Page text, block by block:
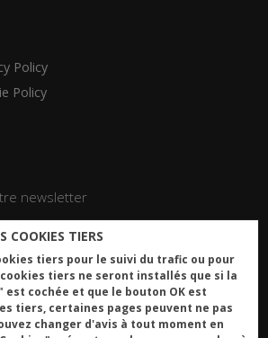
Policy
Policy
newsletter
Iscriviti
COOKIES TIERS
tiers pour le suivi du trafic ou pour
tiers ne seront installés que si la
est cochée et que le bouton OK est
tiers, certaines pages peuvent ne pas
changer d'avis à tout moment en